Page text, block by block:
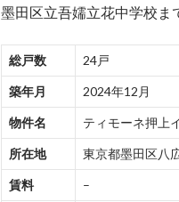
墨田区立吾嬬立花中学校ま
総戸数 24戸
築年月 2024年12月
物件名 ティモーネ押上
所在地 東京都墨田区八
賃料 –